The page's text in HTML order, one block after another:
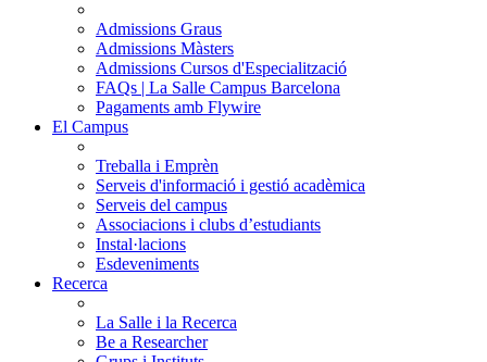
Admissions Graus
Admissions Màsters
Admissions Cursos d'Especialització
FAQs | La Salle Campus Barcelona
Pagaments amb Flywire
El Campus
Treballa i Emprèn
Serveis d'informació i gestió acadèmica
Serveis del campus
Associacions i clubs d’estudiants
Instal·lacions
Esdeveniments
Recerca
La Salle i la Recerca
Be a Researcher